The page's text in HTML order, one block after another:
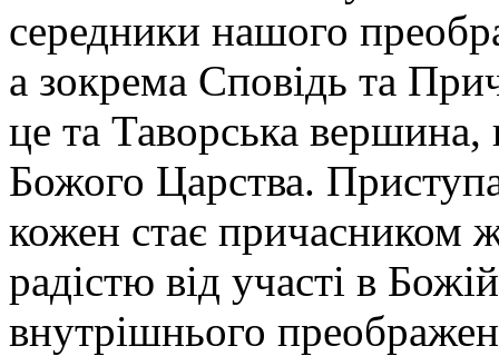
середники нашого
а зокрема Сповідь та
це та Таворська
Божого Царства.
кожен стає причасником
радістю від участі в
внутрішнього